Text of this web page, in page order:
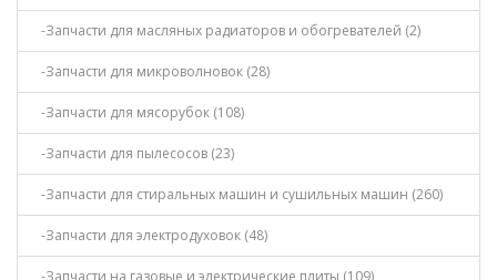
-Запчасти для масляных радиаторов и обогревателей (2)
-Запчасти для микроволновок (28)
-Запчасти для мясорубок (108)
-Запчасти для пылесосов (23)
-Запчасти для стиральных машин и сушильных машин (260)
-Запчасти для электродуховок (48)
-Запчасти на газовые и электрические плиты (109)